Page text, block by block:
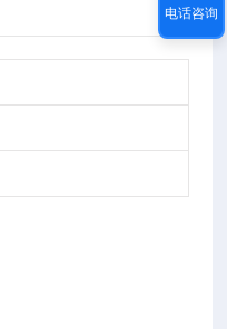
电话咨询